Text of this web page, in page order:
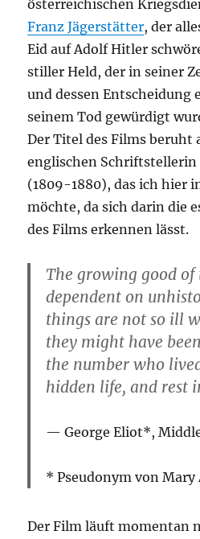
österreichischen
Franz Jägerstätter, der
Eid auf Adolf Hitler
stiller Held, der in seiner
und dessen Entscheidung
seinem Tod gewürdigt
Der Titel des Films beruht
englischen Schriftstellerin
(1809-1880), das ich hier
möchte, da sich darin die
des Films erkennen lässt.
The growing good
dependent on
things are not so ill
they might have
the number who
hidden life, and rest
George Eliot*,
* Pseudonym von Mary
Der Film läuft momentan